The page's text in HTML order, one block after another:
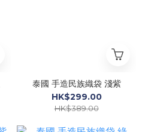
泰國 手造民族織袋 淺紫
HK$299.00
HK$389.00